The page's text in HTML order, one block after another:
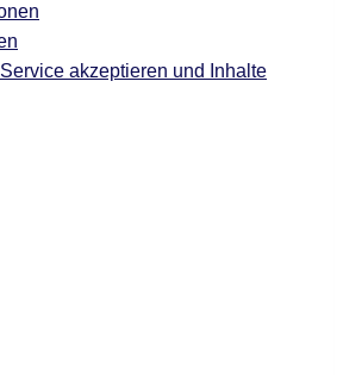
akzeptieren und Inhalte